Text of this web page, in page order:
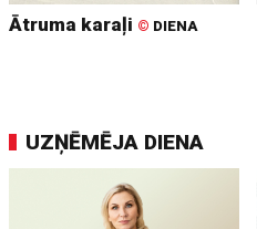
Ātruma karaļi © DIENA
UZŅĒMĒJA DIENA